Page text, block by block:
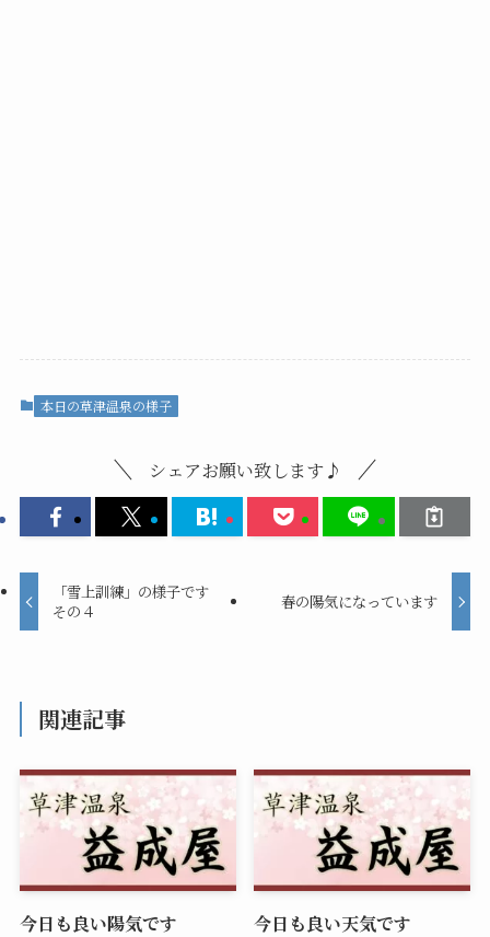
本日の草津温泉の様子
シェアお願い致します♪
「雪上訓練」の様子です
その４
春の陽気になっています
関連記事
今日も良い陽気です 今日も良い天気です